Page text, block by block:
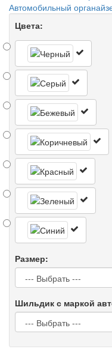
Автомобильный
Цвета:
Размер:
Шильдик с маркой